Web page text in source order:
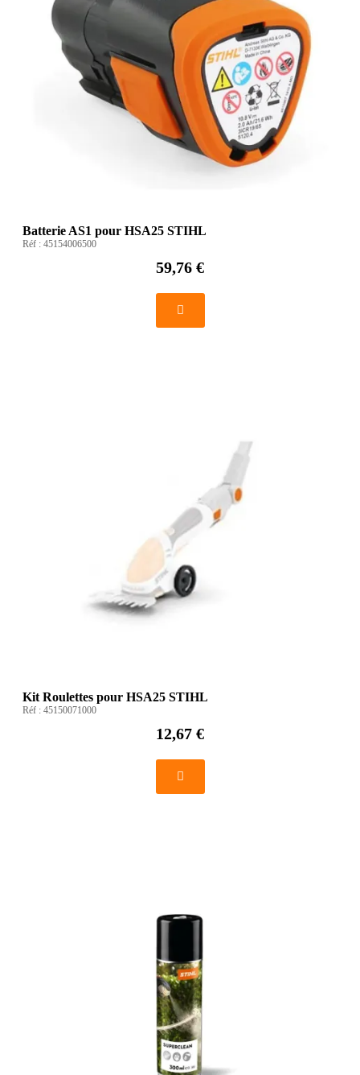
Batterie AS1 pour HSA25 STIHL
Réf : 45154006500
59,76 €
Kit Roulettes pour HSA25 STIHL
Réf : 45150071000
12,67 €